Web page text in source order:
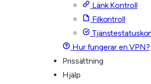
Länk Kontroll
Filkontroll
Hur fungerar en VPN?
Prissättning
Hjälp